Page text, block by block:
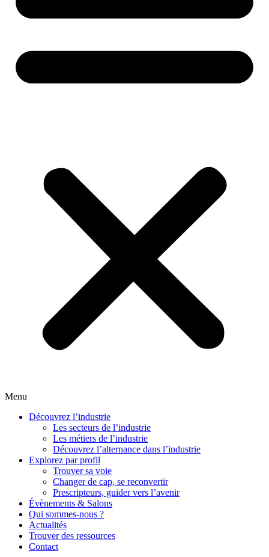
Menu
Découvrez l’industrie
Les secteurs de l’industrie
Les métiers de l’industrie
Découvrez l’alternance dans l’industrie
Explorez par profil
Trouver sa voie
Changer de cap, se reconvertir
Prescripteurs, guider vers l’avenir
Évènements & Salons
Qui sommes-nous ?
Actualités
Trouver des ressources
Contact